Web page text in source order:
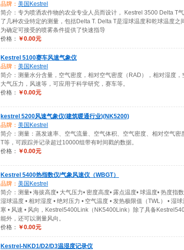
品牌： 美国Kestrel
简介：专为喷洒农作物的农业专业人员而设计， Kestrel 3500 Delta T
了几种农业特定的测量，包括Delta T. Delta T是湿球温度和乾球温度之
为确定可接受的喷雾条件提供了快速指导
价格： ￥0.00元
Kestrel 5100赛车风速气象仪
品牌： 美国Kestrel
简介：测量水分含量，空气密度，相对空气密度（RAD），相对湿度，
大气压力，风速等，可应用于科学研究，赛车等。
价格： ￥0.00元
kestrel 5200风速气象仪(建筑暖通行业)(NK5200)
品牌： 美国Kestrel
简介：测量：蒸发速率、空气流量、空气体积、空气密度、相对空气密
T等，可跟踪并记录超过10000组带有时间戳的数据。
价格： ￥0.00元
Kestrel 5400热指数仪/气象风速仪（WBGT）
品牌： 美国Kestrel
简介：测量• 海拔高度• 大气压力• 密度高度• 露点温度• 球温度• 热度指
湿球温度 • 相对湿度 • 绝对压力 • 空气温度 • 发热极限值（TWL） • 湿球
寒 • 风速 • 风向，Kestrel5400Link（NK5400Link）除了具备
能外，还可以测量风向。
价格： ￥0.00元
Kestrel-NKD1/D2/D3温湿度记录仪